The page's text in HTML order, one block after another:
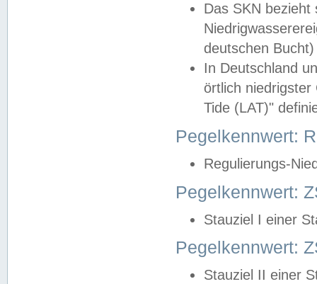
Das SKN
deutschen
In Deutschland
örtlich
Tide (LAT)"
Pegelkennwert:
Regulierungs-
Pegelkennwert:
Stauziel I einer
Pegelkennwert:
Stauziel II einer